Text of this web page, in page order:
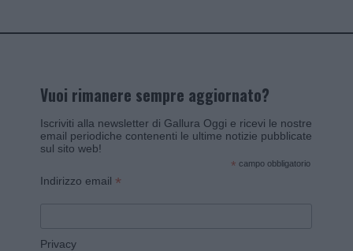
Vuoi rimanere sempre aggiornato?
Iscriviti alla newsletter di Gallura Oggi e ricevi le nostre
email periodiche contenenti le ultime notizie pubblicate
sul sito web!
* campo obbligatorio
Indirizzo email *
Privacy